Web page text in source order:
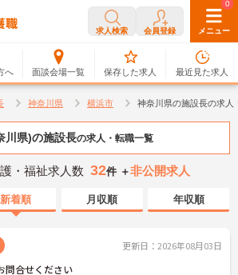
求人検索 会員登録 メニュー
へ 面談会場一覧
0
保存した求人
0
最近見た求人
神奈川県 横浜市 神奈川県の施設長の求人
川県)の施設長の求人・転職一覧
・福祉求人数 32件 ＋非公開求人
新着順 月収順 年収順
更新日：2026年08月03日
合せください